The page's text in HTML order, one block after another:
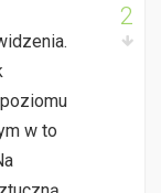
w to
2